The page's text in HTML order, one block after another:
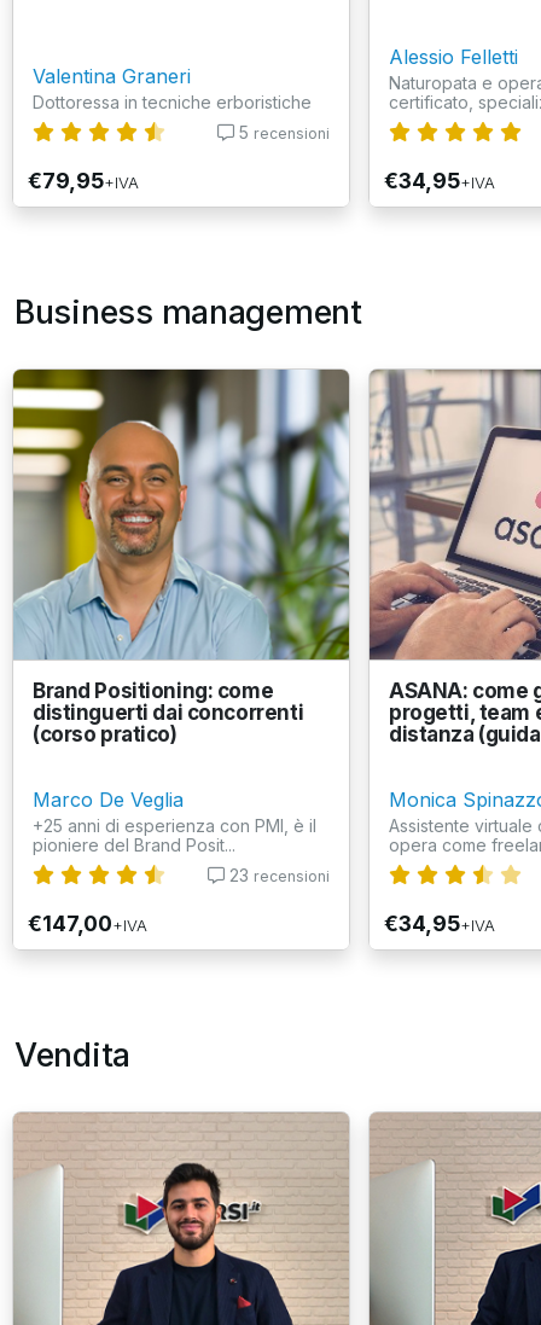
Valentina Graneri
Dottoressa in tecniche erboristiche
5 recensioni
€79,95+IVA
Alessio Felletti
Naturopata e
certificato,
€34,95+IVA
Business management
Brand Positioning: come
distinguerti dai concorrenti
(corso pratico)
Marco De Veglia
+25 anni di esperienza con PMI, è il
pioniere del Brand Posit...
23 recensioni
€147,00+IVA
ASANA: come
progetti, team
distanza
Monica
Assistente virtuale
opera come
€34,95+IVA
Vendita